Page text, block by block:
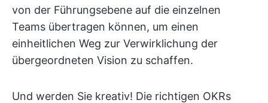
von der Führungsebene auf die einzelnen
Teams übertragen können, um einen
einheitlichen Weg zur Verwirklichung der
übergeordneten Vision zu schaffen.
Und werden Sie kreativ! Die richtigen OKRs